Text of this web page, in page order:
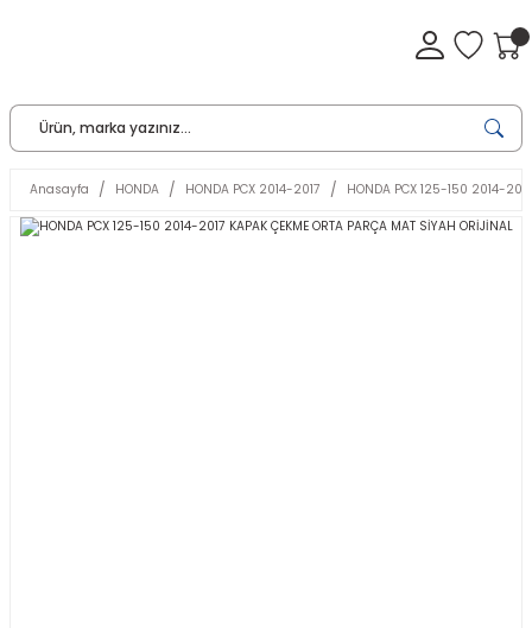
Anasayfa HONDA HONDA PCX 2014-2017 HONDA PCX 125-150 2014-